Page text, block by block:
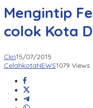
Mengintip
colok Kota
Ckn15/07/2015
CelahkotaNEWS1079 Views